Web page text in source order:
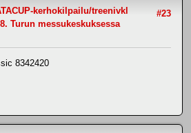
#23
kerhokilpailu/treenivkl
Turun messukeskuksessa
8342420